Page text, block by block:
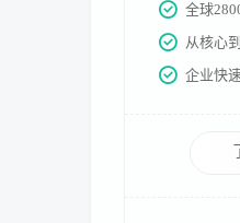
全球
从核心
企业快